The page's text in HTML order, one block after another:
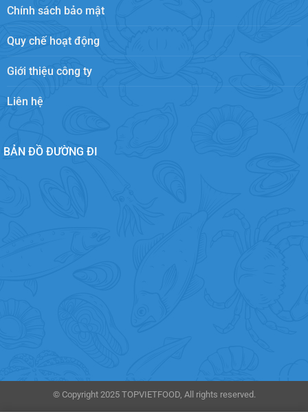
Chính sách bảo mật
Quy chế hoạt động
Giới thiệu công ty
Liên hệ
BẢN ĐỒ ĐƯỜNG ĐI
© Copyright 2025 TOPVIETFOOD, All rights reserved.